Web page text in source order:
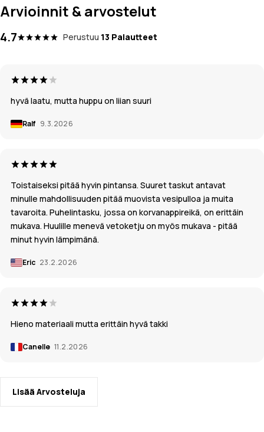
Arvioinnit & arvostelut
4.7 Perustuu 13 Palautteet
hyvä laatu, mutta huppu on liian suuri
Ralf 9.3.2026
Toistaiseksi pitää hyvin pintansa. Suuret taskut antavat
minulle mahdollisuuden pitää muovista vesipulloa ja muita
tavaroita. Puhelintasku, jossa on korvanappireikä, on erittäin
mukava. Huulille menevä vetoketju on myös mukava - pitää
minut hyvin lämpimänä.
Eric 23.2.2026
Hieno materiaali mutta erittäin hyvä takki
Canelle 11.2.2026
Lisää Arvosteluja